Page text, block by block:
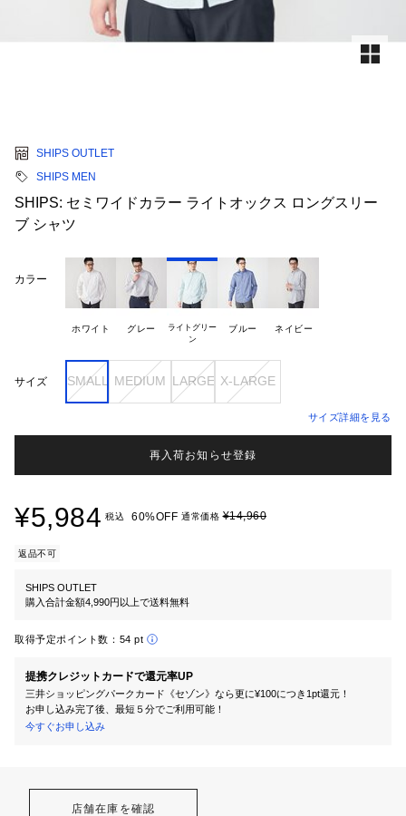
SHIPS OUTLET
SHIPS MEN
SHIPS: セミワイドカラー ライトオックス ロングスリー
ブ シャツ
カラー
ホワイト グレー
ライトグリー
ブルー ネイビー
サイズ SMALL MEDIUM LARGE X-LARGE
サイズ詳細を見る
再入荷お知らせ登録
¥5,984 税込 60%OFF 通常価格¥14,960
返品不可
SHIPS OUTLET
購入合計金額4,990円以上で送料無料
取得予定ポイント数： 54 pt
提携クレジットカードで還元率UP
三井ショッピングパークカード《セゾン》なら更に¥100につき1pt還元！
お申し込み完了後、最短５分でご利用可能！
今すぐお申し込み
店舗在庫を確認